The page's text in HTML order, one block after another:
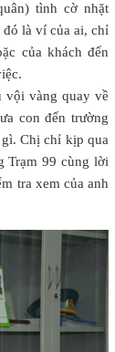
tình cờ nhặt
là ví của ai, chỉ
của khách đến
vội vàng quay về
con đến trường
Chị chỉ kịp qua
Trạm 99 cùng lời
tra xem của anh